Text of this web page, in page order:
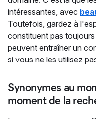
intéressantes, avec
Toutefois, gardez à
constituent pas
peuvent entraîner un
si vous ne les utilisez
Synonymes au
moment de la